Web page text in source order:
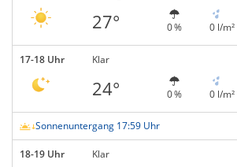
27° 0 % 0 l/m²
17-18 Uhr Klar
24° 0 % 0 l/m²
Sonnenuntergang 17:59 Uhr
18-19 Uhr Klar